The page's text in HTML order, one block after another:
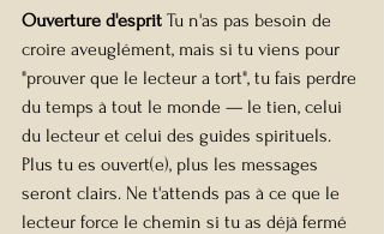
Ouverture d'esprit Tu n'as pas besoin de
croire aveuglément, mais si tu viens pour
"prouver que le lecteur a tort", tu fais perdre
du temps à tout le monde — le tien, celui
du lecteur et celui des guides spirituels.
Plus tu es ouvert(e), plus les messages
seront clairs. Ne t'attends pas à ce que le
lecteur force le chemin si tu as déjà fermé